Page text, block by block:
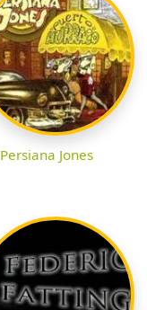
Persiana Jones